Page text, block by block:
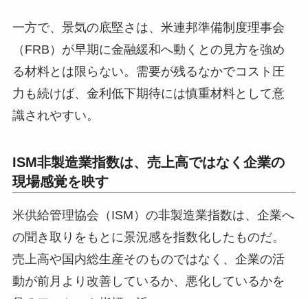
一方で、景気の底堅さは、米連邦準備制度理事会
（FRB）が早期に金融緩和へ動くとの見方を強め
る材料とは限らない。需要が残るなかでコスト圧
力も続けば、金利低下期待には慎重材料として意
識されやすい。
ISM非製造業指数は、売上高ではなく企業の
現場感覚を映す
米供給管理協会（ISM）の非製造業指数は、企業へ
の聞き取りをもとに景況感を指数化したものだ。
売上高や国内総生産そのものではなく、企業の活
動が前月より改善しているか、悪化しているかを